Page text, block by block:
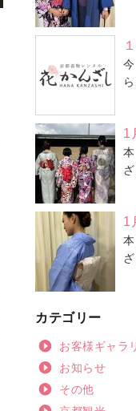
1
1
カテゴリー
お客様ギャラ
お知らせ
その他